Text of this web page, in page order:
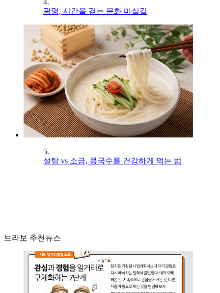
4.
광명, 시간을 걷는 문화 마실길
5.
설탕 vs 소금, 콩국수를 건강하게 먹는 법
브라보 추천뉴스